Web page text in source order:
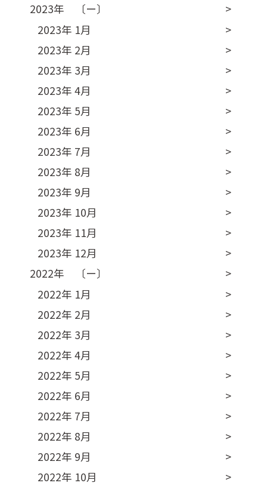
2023年 〔ー〕
2023年 1月
2023年 2月
2023年 3月
2023年 4月
2023年 5月
2023年 6月
2023年 7月
2023年 8月
2023年 9月
2023年 10月
2023年 11月
2023年 12月
2022年 〔ー〕
2022年 1月
2022年 2月
2022年 3月
2022年 4月
2022年 5月
2022年 6月
2022年 7月
2022年 8月
2022年 9月
2022年 10月